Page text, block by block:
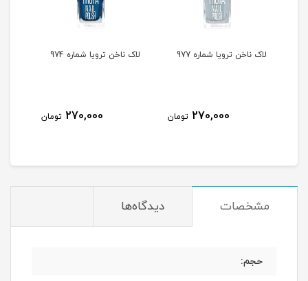
لاک ناخن ترویا شماره 977
270,000 تومان
لاک ناخن ترویا شماره 974
270,000 تومان
مشخصات دیدگاه‌ها
حجم: